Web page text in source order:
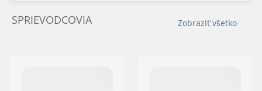
Zobraziť všetko
SPRIEVODCOVIA